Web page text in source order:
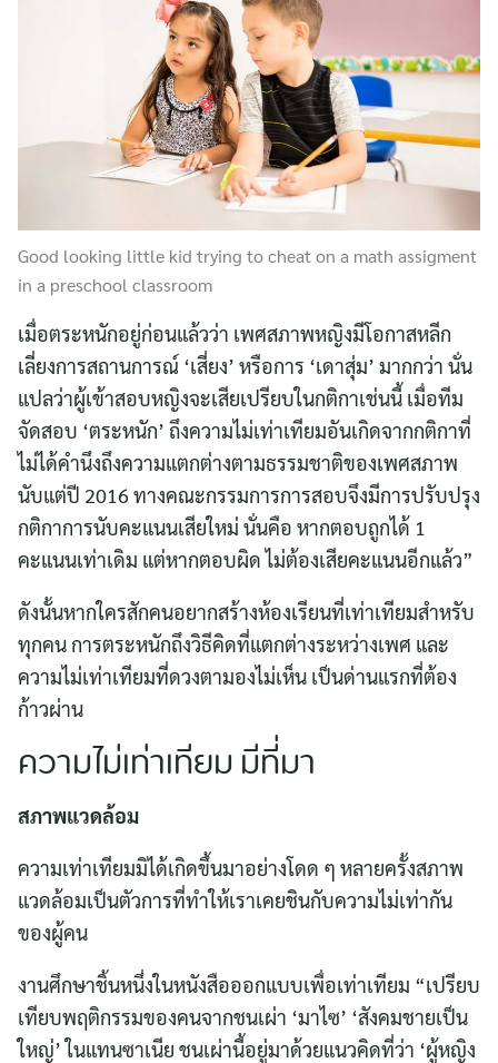
Good looking little kid trying to cheat on a math assigment
in a preschool classroom
เมื่อตระหนักอยู่ก่อนแล้วว่า เพศสภาพหญิงมีโอกาสหลีก
เลี่ยงการสถานการณ์ ‘เสี่ยง’ หรือการ ‘เดาสุ่ม’ มากกว่า นั่น
แปลว่าผู้เข้าสอบหญิงจะเสียเปรียบในกติกาเช่นนี้ เมื่อทีม
จัดสอบ ‘ตระหนัก’ ถึงความไม่เท่าเทียมอันเกิดจากกติกาที่
ไม่ได้คำนึงถึงความแตกต่างตามธรรมชาติของเพศสภาพ
นับแต่ปี 2016 ทางคณะกรรมการการสอบจึงมีการปรับปรุง
กติกาการนับคะแนนเสียใหม่ นั่นคือ หากตอบถูกได้ 1
คะแนนเท่าเดิม แต่หากตอบผิด ไม่ต้องเสียคะแนนอีกแล้ว”
ดังนั้นหากใครสักคนอยากสร้างห้องเรียนที่เท่าเทียมสำหรับ
ทุกคน การตระหนักถึงวิธีคิดที่แตกต่างระหว่างเพศ และ
ความไม่เท่าเทียมที่ดวงตามองไม่เห็น เป็นด่านแรกที่ต้อง
ก้าวผ่าน
ความไม่เท่าเทียม มีที่มา
สภาพแวดล้อม
ความเท่าเทียมมิได้เกิดขึ้นมาอย่างโดด ๆ หลายครั้งสภาพ
แวดล้อมเป็นตัวการที่ทำให้เราเคยชินกับความไม่เท่ากัน
ของผู้คน
งานศึกษาชิ้นหนึ่งในหนังสือออกแบบเพื่อเท่าเทียม “เปรียบ
เทียบพฤติกรรมของคนจากชนเผ่า ‘มาไซ’ ‘สังคมชายเป็น
ใหญ่’ ในแทนซาเนีย ชนเผ่านี้อยู่มาด้วยแนวคิดที่ว่า ‘ผู้หญิง